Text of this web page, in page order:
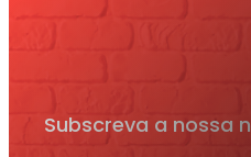
Subscreva a nossa